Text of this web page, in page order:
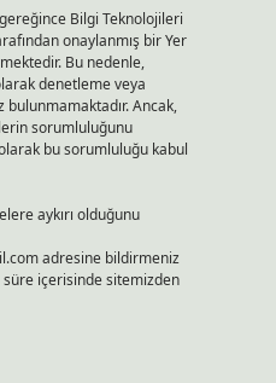
Bilgi Teknolojileri
onaylanmış bir Yer
Bu nedenle,
denetleme veya
Ancak,
sorumluluğunu
bu sorumluluğu kabul
aykırı olduğunu
adresine bildirmeniz
içerisinde sitemizden